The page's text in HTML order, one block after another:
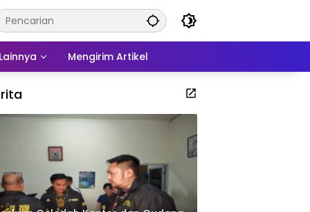
Lainnya Mengirim Artikel